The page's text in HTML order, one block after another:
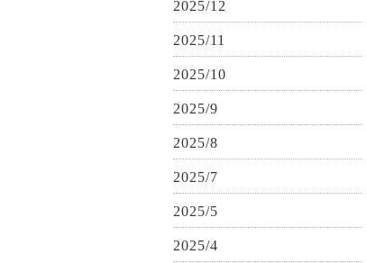
2025/12
2025/11
2025/10
2025/9
2025/8
2025/7
2025/5
2025/4